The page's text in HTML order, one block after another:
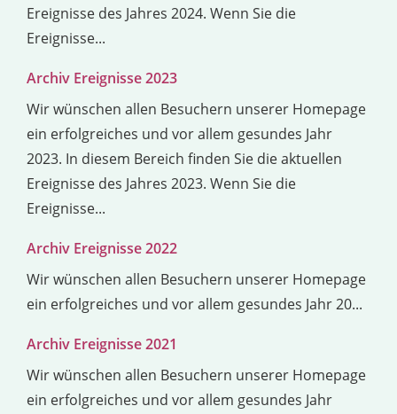
Ereignisse des Jahres 2024. Wenn Sie die
Ereignisse...
Archiv Ereignisse 2023
Wir wünschen allen Besuchern unserer Homepage
ein erfolgreiches und vor allem gesundes Jahr
2023. In diesem Bereich finden Sie die aktuellen
Ereignisse des Jahres 2023. Wenn Sie die
Ereignisse...
Archiv Ereignisse 2022
Wir wünschen allen Besuchern unserer Homepage
ein erfolgreiches und vor allem gesundes Jahr 20...
Archiv Ereignisse 2021
Wir wünschen allen Besuchern unserer Homepage
ein erfolgreiches und vor allem gesundes Jahr